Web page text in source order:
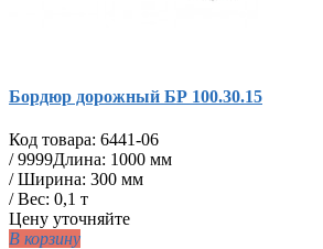
Бордюр дорожный БР 100.30.15
Код товара: 6441-06
/9999Длина: 1000 мм
/ Ширина: 300 мм
/ Вес: 0,1 т
Цену уточняйте
В корзину